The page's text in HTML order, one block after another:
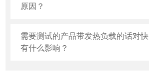
原因？
需要测试的产品带发热负载的话对
有什么影响？